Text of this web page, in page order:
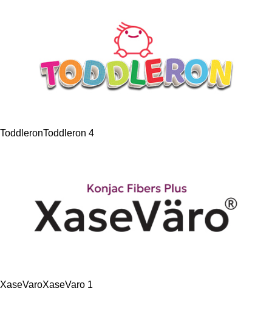
ToddleronToddleron 4
XaseVaroXaseVaro 1